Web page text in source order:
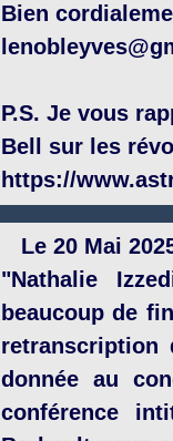
Bien
P.S. Je vous
Bell sur les
https://
Le 20 Mai
"Nathalie
beaucoup de
retranscription
donnée au
conférence